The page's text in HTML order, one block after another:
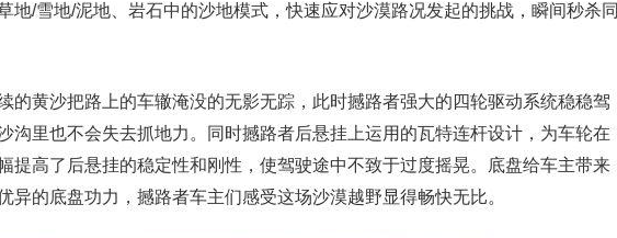
地/雪地/泥地、岩石中的沙地模式，快速应对沙漠路况发起的挑战，瞬间秒杀
的黄沙把路上的车辙淹没的无影无踪，此时撼路者强大的四轮驱动系统稳稳驾
沟里也不会失去抓地力。同时撼路者后悬挂上运用的瓦特连杆设计，为车轮在
提高了后悬挂的稳定性和刚性，使驾驶途中不致于过度摇晃。底盘给车主带来
异的底盘功力，撼路者车主们感受这场沙漠越野显得畅快无比。